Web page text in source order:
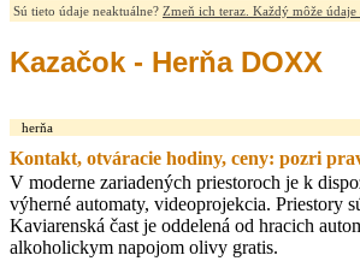
Sú tieto údaje neaktuálne? Zmeň ich teraz. Každý môže údaje
Kazačok - Herňa DOXX
herňa
Kontakt, otváracie hodiny, ceny: pozri
V moderne zariadených priestoroch je k
výherné automaty, videoprojekcia. Priestory
Kaviarenská čast je oddelená od hracich
alkoholickym napojom olivy gratis.